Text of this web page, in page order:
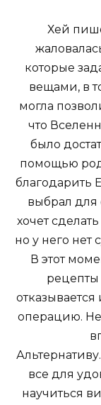
Хей
которые
вещами, в
могла
что
было
помощью
благодарить
выбрал для
хочет
но у него нет
В этот
операцию.
все для
научиться